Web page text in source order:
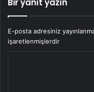
Bir yanıt yazın
E-posta adresiniz
işaretlenmişlerdir